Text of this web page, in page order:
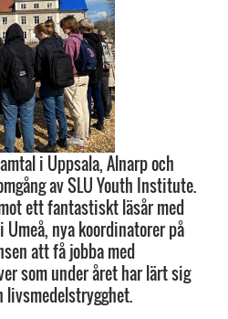
i Uppsala, Alnarp och
av SLU Youth Institute.
ett fantastiskt läsår med
nya koordinatorer på
att få jobba med
som under året har lärt sig
livsmedelstrygghet.